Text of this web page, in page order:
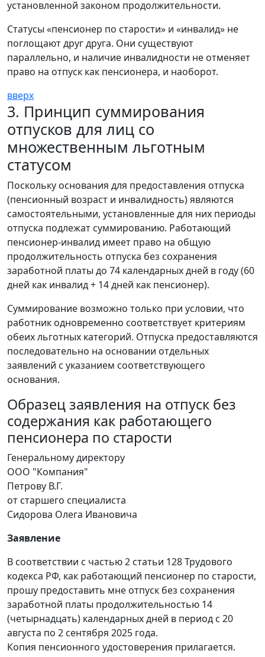
установленной законом продолжительности.
Статусы «пенсионер по старости» и «инвалид» не
поглощают друг друга. Они существуют
параллельно, и наличие инвалидности не отменяет
право на отпуск как пенсионера, и наоборот.
вверх
3. Принцип суммирования
отпусков для лиц со
множественным льготным
статусом
Поскольку основания для предоставления отпуска
(пенсионный возраст и инвалидность) являются
самостоятельными, установленные для них периоды
отпуска подлежат суммированию. Работающий
пенсионер-инвалид имеет право на общую
продолжительность отпуска без сохранения
заработной платы до 74 календарных дней в году (60
дней как инвалид + 14 дней как пенсионер).
Суммирование возможно только при условии, что
работник одновременно соответствует критериям
обеих льготных категорий. Отпуска предоставляются
последовательно на основании отдельных
заявлений с указанием соответствующего
основания.
Образец заявления на отпуск без
содержания как работающего
пенсионера по старости
Генеральному директору
ООО "Компания"
Петрову В.Г.
от старшего специалиста
Сидорова Олега Ивановича
Заявление
В соответствии с частью 2 статьи 128 Трудового
кодекса РФ, как работающий пенсионер по старости,
прошу предоставить мне отпуск без сохранения
заработной платы продолжительностью 14
(четырнадцать) календарных дней в период с 20
августа по 2 сентября 2025 года.
Копия пенсионного удостоверения прилагается.